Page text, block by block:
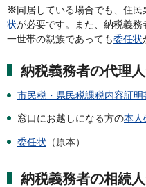
※同居している場合でも、住
状が必要です。また、納税義
一世帯の親族であっても委任状
納税義務者の代理
市民税・県民税課税内容証
窓口にお越しになる方の本人
委任状 （原本）
納税義務者の相続